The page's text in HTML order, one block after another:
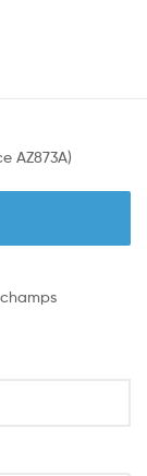
AZ873A)